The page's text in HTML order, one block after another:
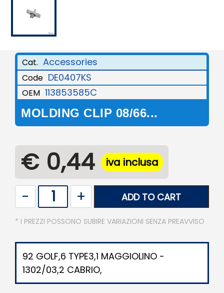
Cat. Accessories
Code DE0407KS
OEM 113853585C
MOLDING CLIP 08/66...
€ 0,44 iva inclusa
ADD TO CART
* I PREZZI POSSONO SUBIRE VARIAZIONI SENZA PREAVVISO
92 GOLF,6 TYPE3,1 MAGGIOLINO -
1302/03,2 CABRIO,